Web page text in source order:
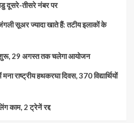
दूसरे-तीसरे नंबर पर
सूअर ज्यादा खाते हैं: तटीय इलाकों के
शुरू, 29 अगस्त तक चलेगा आयोजन
राष्ट्रीय हथकरघा दिवस, 370 विद्यार्थियों
काम, 2 ट्रेनें रद्द